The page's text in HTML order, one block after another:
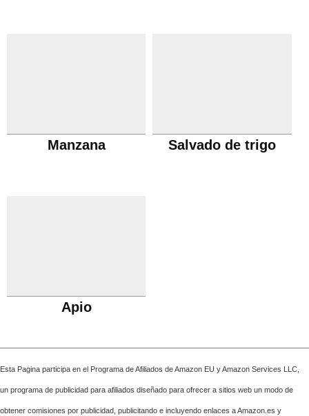
Manzana Salvado de trigo
Apio
Esta Pagina participa en el Programa de Afiliados de Amazon EU y Amazon Services LLC,
un programa de publicidad para afiliados diseñado para ofrecer a sitios web un modo de
obtener comisiones por publicidad, publicitando e incluyendo enlaces a Amazon.es y